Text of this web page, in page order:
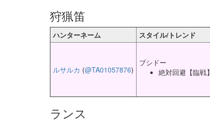
狩猟笛
ハンターネーム スタイル/トレンド
ルサルカ (@TA01057876)
ブシドー
絶対回避【臨戦】
ランス